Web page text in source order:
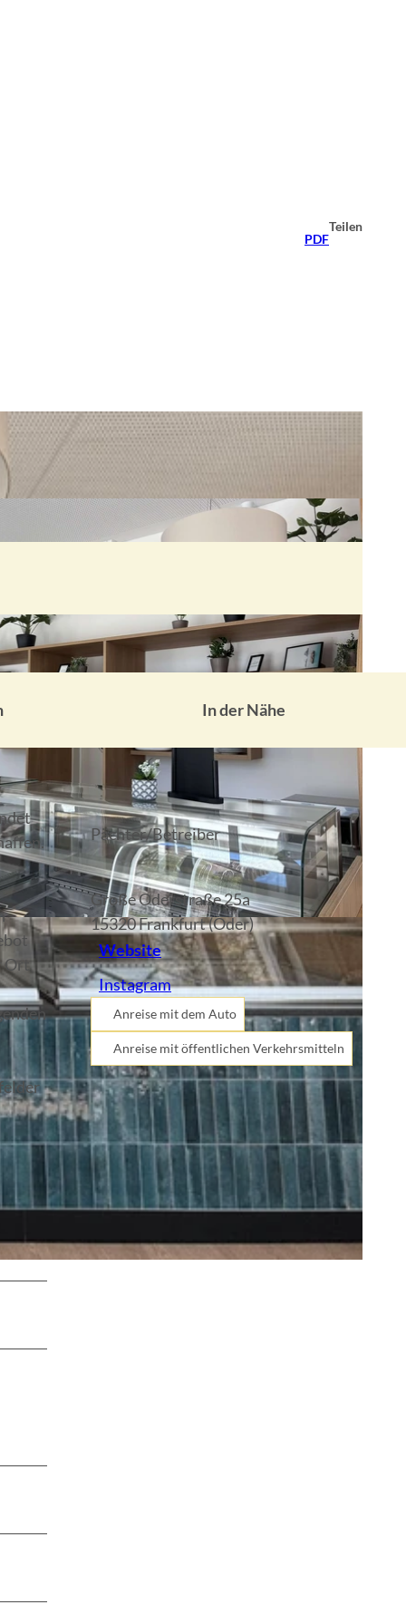
PDF
Teilen
In der Nähe
Pächter/Betreiber
Große Oderstraße 25a
15320Frankfurt (Oder)
Website
Instagram
Anreise mit dem Auto
Anreise mit öffentlichen Verkehrsmitteln